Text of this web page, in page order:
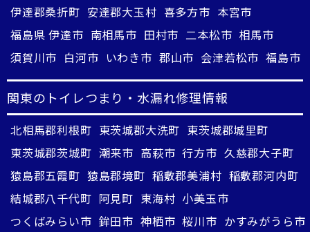
伊達郡桑折町 安達郡大玉村 喜多方市 本宮市
福島県 伊達市 南相馬市 田村市 二本松市 相馬市
須賀川市 白河市 いわき市 郡山市 会津若松市 福島市
関東のトイレつまり・水漏れ修理情報
北相馬郡利根町 東茨城郡大洗町 東茨城郡城里町
東茨城郡茨城町 潮来市 高萩市 行方市 久慈郡大子町
猿島郡五霞町 猿島郡境町 稲敷郡美浦村 稲敷郡河内町
結城郡八千代町 阿見町 東海村 小美玉市
つくばみらい市 鉾田市 神栖市 桜川市 かすみがうら市